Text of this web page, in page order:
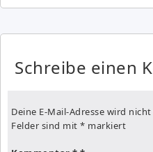
Schreibe einen
Deine E-Mail-Adresse wird
Felder sind mit * markiert